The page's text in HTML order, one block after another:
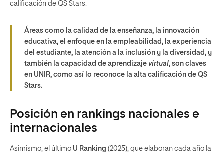
calificación de QS Stars.
Áreas como la calidad de la enseñanza, la innovación
educativa, el enfoque en la empleabilidad, la experiencia
del estudiante, la atención a la inclusión y la diversidad, y
también la capacidad de aprendizaje virtual, son claves
en UNIR, como así lo reconoce la alta calificación de QS
Stars.
Posición en rankings nacionales e
internacionales
Asimismo, el último U Ranking (2025), que elaboran cada año la